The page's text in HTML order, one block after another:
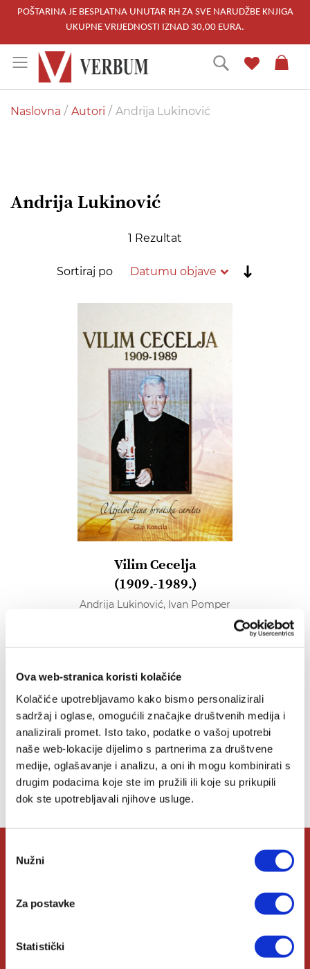
Ova web-stranica koristi kolačiće
Kolačiće upotrebljavamo kako bismo personalizirali
sadržaj i oglase, omogućili značajke društvenih medija i
analizirali promet. Isto tako, podatke o vašoj upotrebi
naše web-lokacije dijelimo s partnerima za društvene
medije, oglašavanje i analizu, a oni ih mogu kombinirati s
drugim podacima koje ste im pružili ili koje su prikupili
dok ste upotrebljavali njihove usluge.
pristanka
Nužni
Za postavke
Statistički
POŠTARINA JE BESPLATNA UNUTAR RH ZA SVE NARUDŽBE KNJIGA
UKUPNE VRIJEDNOSTI IZNAD 30,00 EURA.
to
Content
Traži
Naslovna Autori Andrija Lukinović
Andrija Lukinović
1 Rezultat
Sortiraj po
Vilim Cecelja
(1909.-1989.)
Andrija Lukinović, Ivan Pomper
želja
Lista želja
Nemate artikala u svojoj listi želja.